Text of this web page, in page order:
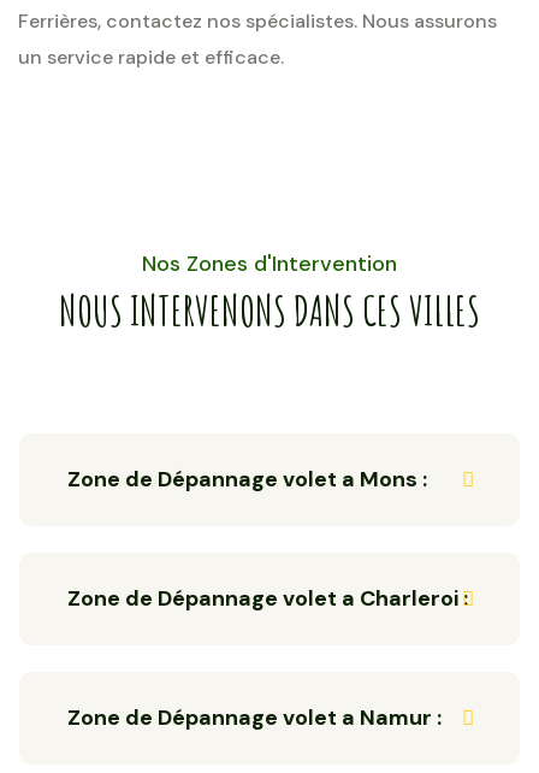
Ferrières, contactez nos spécialistes. Nous assurons
un service rapide et efficace.
Nos Zones d'Intervention
NOUS INTERVENONS DANS CES VILLES
Zone de Dépannage volet a Mons :
Zone de Dépannage volet a Charleroi :
Zone de Dépannage volet a Namur :